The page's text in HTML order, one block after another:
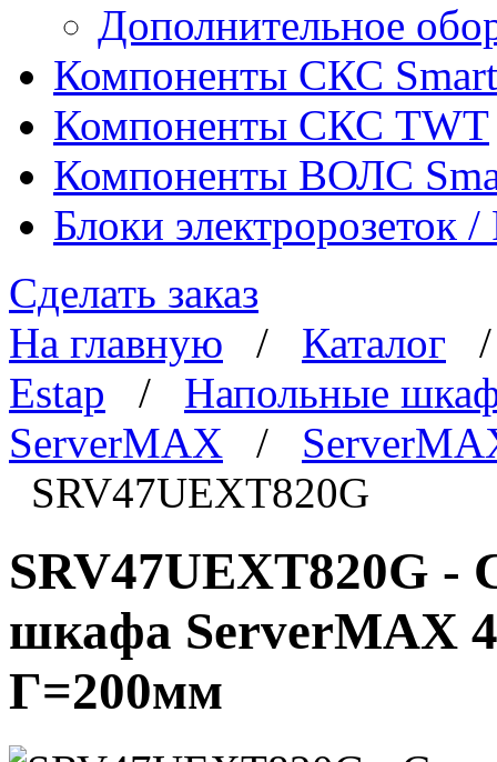
Дополнительное
Компоненты СКС
Компоненты СКС TWT
Компоненты ВОЛС
Блоки электророзеток
Сделать заказ
На главную / Каталог
Estap / Напольные
ServerMAX /
SRV47UEXT820G
SRV47UEXT820G -
шкафа ServerMAX
Г=200мм